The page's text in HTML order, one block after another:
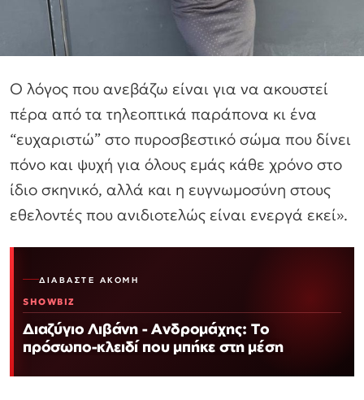
Ο λόγος που ανεβάζω είναι για να ακουστεί
πέρα από τα τηλεοπτικά παράπονα κι ένα
“ευχαριστώ” στο πυροσβεστικό σώμα που δίνει
πόνο και ψυχή για όλους εμάς κάθε χρόνο στο
ίδιο σκηνικό, αλλά και η ευγνωμοσύνη στους
εθελοντές που ανιδιοτελώς είναι ενεργά εκεί».
ΔΙΑΒΆΣΤΕ ΑΚΌΜΗ
SHOWBIZ
Διαζύγιο Λιβάνη - Ανδρομάχης: Το
πρόσωπο-κλειδί που μπήκε στη μέση